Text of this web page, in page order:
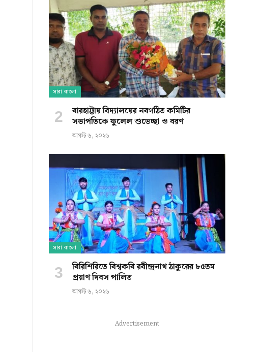
সারা বাংলা
বারহাট্টায় বিদ্যালয়ের নবগঠিত কমিটির
সভাপতিকে ফুলেল শুভেচ্ছা ও বরণ
আগস্ট ৬, ২০২৬
সারা বাংলা
বিরিশিরিতে বিশ্বকবি রবীন্দ্রনাথ ঠাকুরের ৮৫তম
প্রয়াণ দিবস পালিত
আগস্ট ৬, ২০২৬
Advertisement